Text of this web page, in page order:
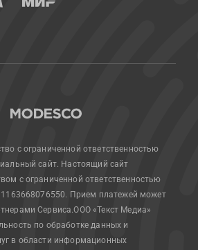
с ограниченной ответственностью
сайт. Настоящий сайт
с ограниченной ответственностью
Прием платежей может
Сервиса.ООО «Текст Медиа»
по обработке данных и
в области информационных